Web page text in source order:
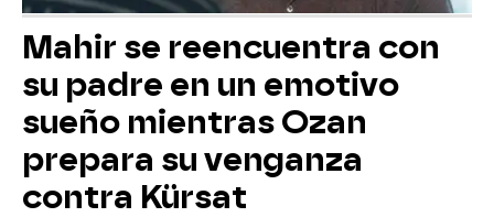
Mahir se reencuentra con
su padre en un emotivo
sueño mientras Ozan
prepara su venganza
contra Kürsat